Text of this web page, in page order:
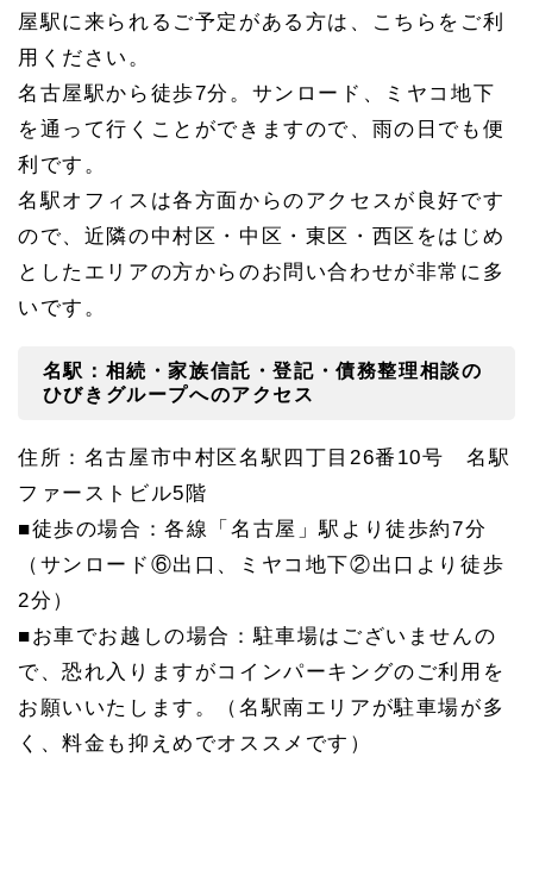
屋駅に来られるご予定がある方は、こちらをご利
用ください。
名古屋駅から徒歩7分。サンロード、ミヤコ地下
を通って行くことができますので、雨の日でも便
利です。
名駅オフィスは各方面からのアクセスが良好です
ので、近隣の中村区・中区・東区・西区をはじめ
としたエリアの方からのお問い合わせが非常に多
いです。
名駅：相続・家族信託・登記・債務整理相談の
ひびきグループへのアクセス
住所：名古屋市中村区名駅四丁目26番10号 名駅
ファーストビル5階
■徒歩の場合：各線「名古屋」駅より徒歩約7分
（サンロード⑥出口、ミヤコ地下②出口より徒歩
2分）
■お車でお越しの場合：駐車場はございませんの
で、恐れ入りますがコインパーキングのご利用を
お願いいたします。（名駅南エリアが駐車場が多
く、料金も抑えめでオススメです）